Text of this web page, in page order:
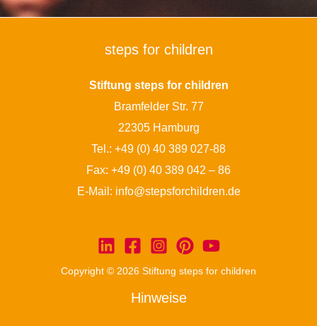
steps for children
Stiftung steps for children
Bramfelder Str. 77
22305 Hamburg
Tel.: +49 (0) 40 389 027-88
Fax: +49 (0) 40 389 042 – 86
E-Mail: info@stepsforchildren.de
Copyright © 2026 Stiftung steps for children
Hinweise